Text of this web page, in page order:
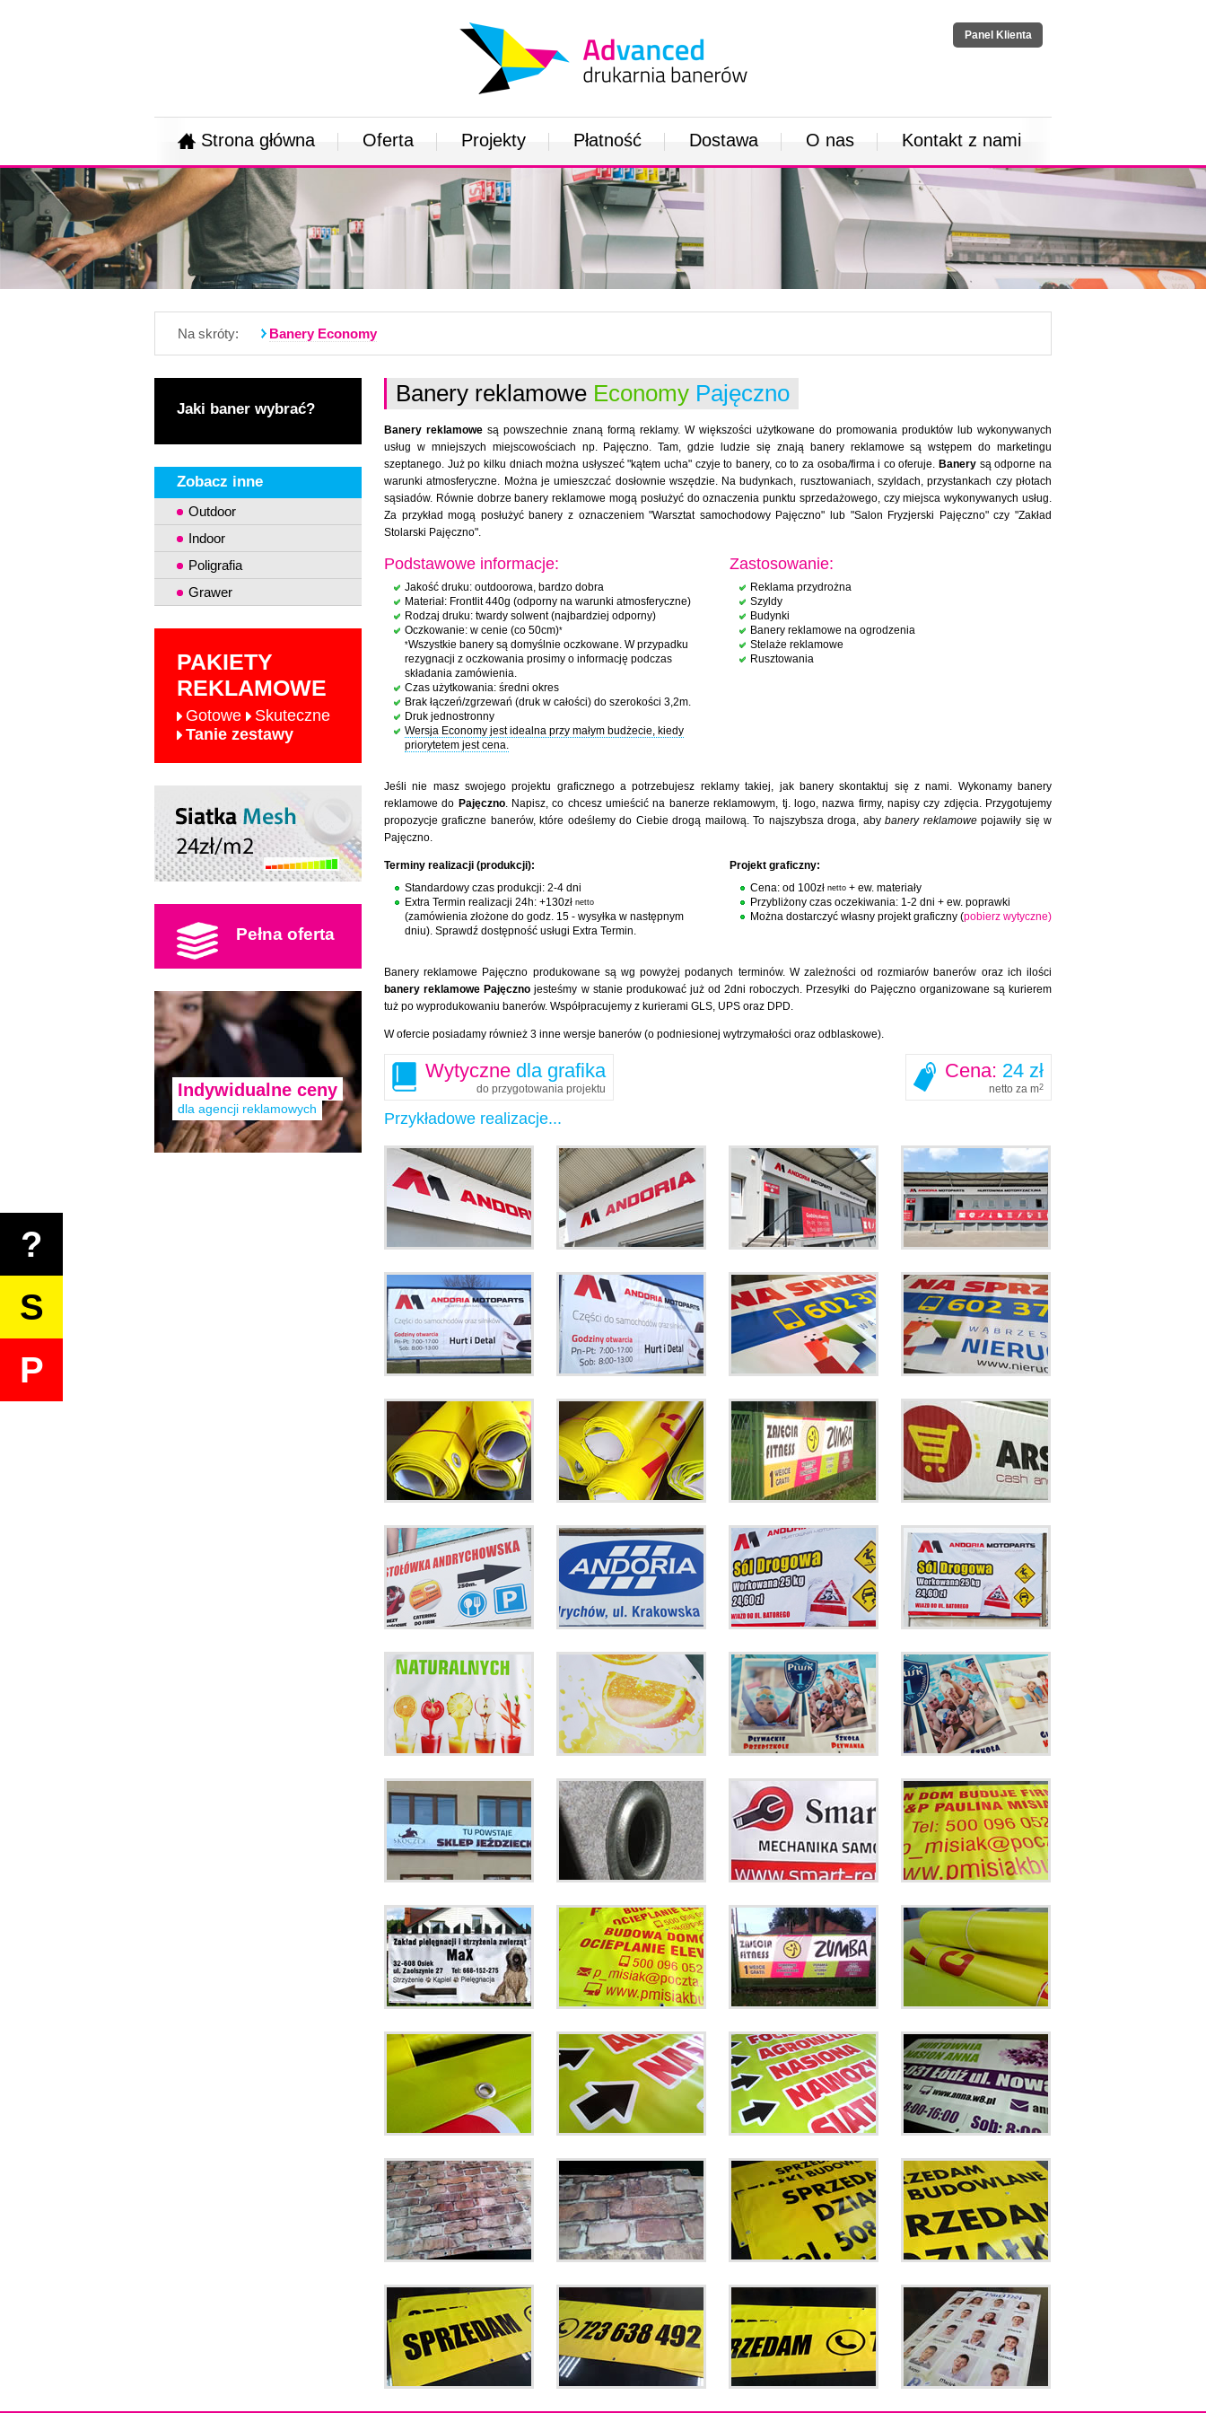
Panel Klienta
Strona główna Oferta Projekty Płatność Dostawa O nas Kontakt z nami
Na skróty: Banery Economy
Jaki baner wybrać?
Zobacz inne
Outdoor
Indoor
Poligrafia
Grawer
PAKIETY
REKLAMOWE
Gotowe
Skuteczne
Tanie zestawy
Pełna oferta
Indywidualne ceny
dla agencji reklamowych
Banery reklamowe Economy Pajęczno
Banery reklamowe są powszechnie znaną formą reklamy. W większości użytkowane do promowania produktów lub wykonywanych
usług w mniejszych miejscowościach np. Pajęczno. Tam, gdzie ludzie się znają banery reklamowe są wstępem do marketingu
szeptanego. Już po kilku dniach można usłyszeć "kątem ucha" czyje to banery, co to za osoba/firma i co oferuje. Banery są odporne na
warunki atmosferyczne. Można je umieszczać dosłownie wszędzie. Na budynkach, rusztowaniach, szyldach, przystankach czy płotach
sąsiadów. Równie dobrze banery reklamowe mogą posłużyć do oznaczenia punktu sprzedażowego, czy miejsca wykonywanych usług.
Za przykład mogą posłużyć banery z oznaczeniem "Warsztat samochodowy Pajęczno" lub "Salon Fryzjerski Pajęczno" czy "Zakład
Stolarski Pajęczno".
Podstawowe informacje:
Jakość druku: outdoorowa, bardzo dobra
Materiał: Frontlit 440g (odporny na warunki atmosferyczne)
Rodzaj druku: twardy solwent (najbardziej odporny)
Oczkowanie: w cenie (co 50cm)*
*Wszystkie banery są domyślnie oczkowane. W przypadku
rezygnacji z oczkowania prosimy o informację podczas
składania zamówienia.
Czas użytkowania: średni okres
Brak łączeń/zgrzewań (druk w całości) do szerokości 3,2m.
Druk jednostronny
Wersja Economy jest idealna przy małym budżecie, kiedy
priorytetem jest cena.
Zastosowanie:
Reklama przydrożna
Szyldy
Budynki
Banery reklamowe na ogrodzenia
Stelaże reklamowe
Rusztowania
Jeśli nie masz swojego projektu graficznego a potrzebujesz reklamy takiej, jak banery skontaktuj się z nami. Wykonamy banery
reklamowe do Pajęczno. Napisz, co chcesz umieścić na banerze reklamowym, tj. logo, nazwa firmy, napisy czy zdjęcia. Przygotujemy
propozycje graficzne banerów, które odeślemy do Ciebie drogą mailową. To najszybsza droga, abybanery reklamowepojawiły się w
Pajęczno.
Terminy realizacji (produkcji):
Standardowy czas produkcji: 2-4 dni
Extra Termin realizacji 24h: +130zł netto
(zamówienia złożone do godz. 15 - wysyłka w następnym
dniu). Sprawdź dostępność usługi Extra Termin.
Projekt graficzny:
Cena: od 100zł netto + ew. materiały
Przybliżony czas oczekiwania: 1-2 dni + ew. poprawki
Można dostarczyć własny projekt graficzny (pobierz wytyczne)
Banery reklamowe Pajęczno produkowane są wg powyżej podanych terminów. W zależności od rozmiarów banerów oraz ich ilości
banery reklamowe Pajęczno jesteśmy w stanie produkować już od 2dni roboczych. Przesyłki do Pajęczno organizowane są kurierem
tuż po wyprodukowaniu banerów. Współpracujemy z kurierami GLS, UPS oraz DPD.
W ofercie posiadamy również 3 inne wersje banerów (o podniesionej wytrzymałości oraz odblaskowe).
Wytyczne dla grafika
do przygotowania projektu
Cena: 24 zł
netto za m2
Przykładowe realizacje...
?
S
P